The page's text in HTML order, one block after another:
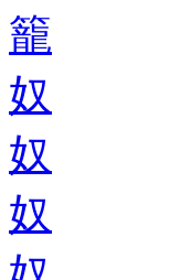
籠
奴
奴
奴